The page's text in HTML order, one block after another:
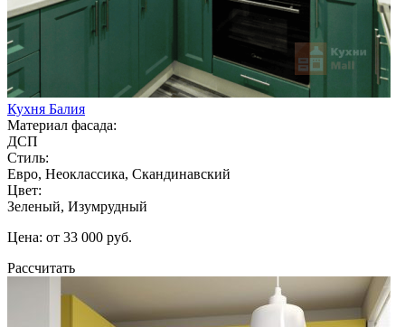
Кухня Балия
Материал фасада:
ДСП
Стиль:
Евро, Неоклассика, Скандинавский
Цвет:
Зеленый, Изумрудный
Цена: от 33 000 руб.
Рассчитать